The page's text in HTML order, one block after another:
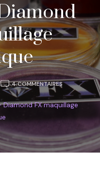
4 COMMENTAIRESSUR
MAJAMA
–
MAQUILLAGE
ARTISTIQUE
Diamond FX maquillage